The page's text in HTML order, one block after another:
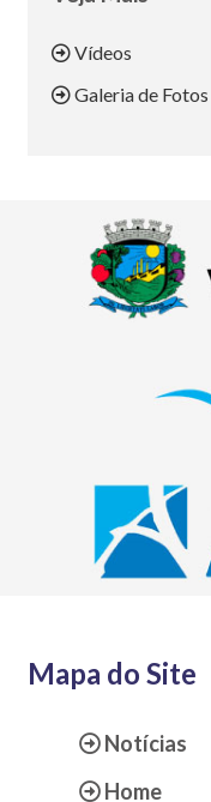
Vídeos
Galeria de Fotos
Mapa do Site
Notícias
Home